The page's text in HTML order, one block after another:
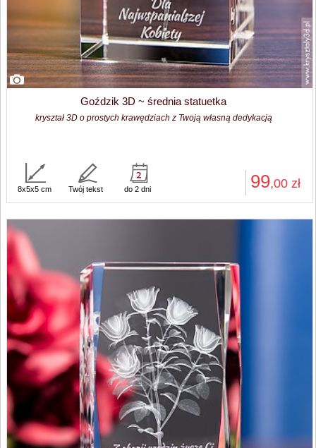
Goździk 3D ~ średnia statuetka
kryształ 3D o prostych krawędziach z Twoją własną dedykacją
99,00 zł
8x5x5 cm Twój tekst do 2 dni